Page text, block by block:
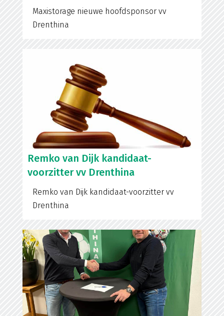
Maxistorage nieuwe hoofdsponsor vv
Drenthina
Remko van Dijk kandidaat-
voorzitter vv Drenthina
Remko van Dijk kandidaat-voorzitter vv
Drenthina